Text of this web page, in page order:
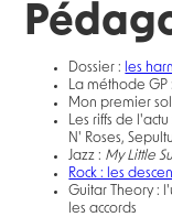
Dossier : les
La méthode
Mon premier
Les riffs de
N' Roses,
Jazz : My Little
Rock : les
Guitar Theory :
les accords